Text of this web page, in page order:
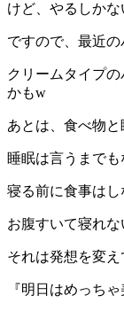
けど、やるしかな
ですので、最近の
クリームタイプ
かもw
あとは、食べ物と
睡眠は言うまでも
寝る前に食事はし
お腹すいて寝れな
それは発想を変え
『明日はめっち